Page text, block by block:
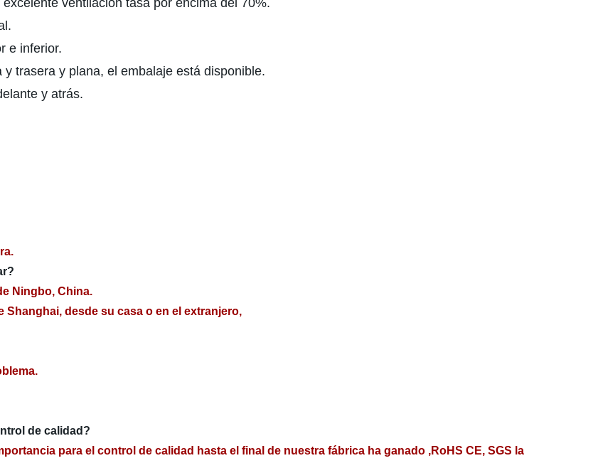
ventilación tasa por encima del 70%.
e inferior.
trasera y plana, el embalaje está disponible.
y atrás.
Ningbo, China.
desde su casa o en el extranjero,
de calidad?
para el control de calidad hasta el final de nuestra fábrica ha ganado ,RoHS CE, SGS la